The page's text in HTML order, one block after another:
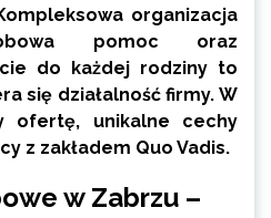
organizacja
pomoc oraz
do każdej rodziny to
się działalność firmy. W
ofertę, unikalne cechy
z zakładem Quo Vadis.
w Zabrzu –